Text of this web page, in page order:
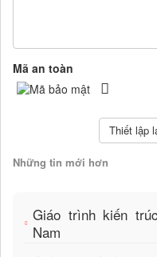
Mã an toàn
Những tin mới hơn
Giáo trình kiến
Nam